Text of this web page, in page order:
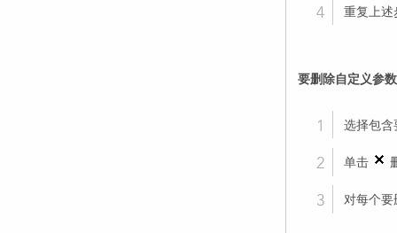
重复上
要删除自定义参数
选择包
单击
对每个